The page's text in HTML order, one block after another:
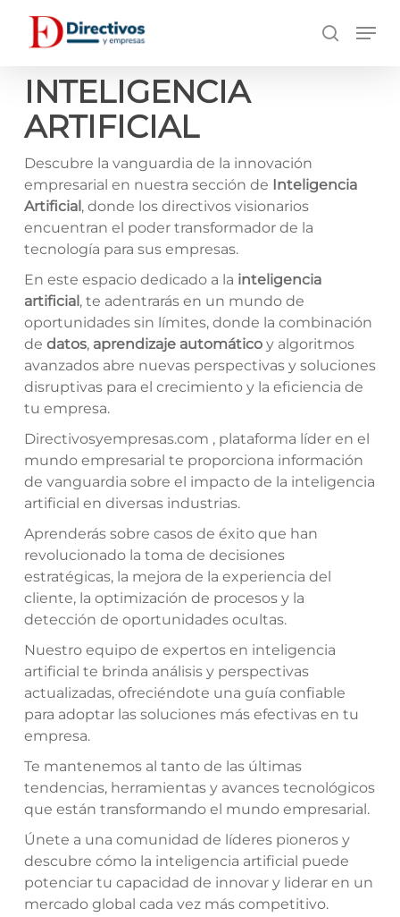
principal
búsqueda
INTELIGENCIA
ARTIFICIAL
Descubre la vanguardia de la innovación
empresarial en nuestra sección de Inteligencia
Artificial, donde los directivos visionarios
encuentran el poder transformador de la
tecnología para sus empresas.
En este espacio dedicado a la inteligencia
artificial, te adentrarás en un mundo de
oportunidades sin límites, donde la combinación
de datos, aprendizaje automáticoy algoritmos
avanzados abre nuevas perspectivas y soluciones
disruptivas para el crecimiento y la eficiencia de
tu empresa.
Directivosyempresas.com , plataforma líder en el
mundo empresarial te proporciona información
de vanguardia sobre el impacto de la inteligencia
artificial en diversas industrias.
Aprenderás sobre casos de éxito que han
revolucionado la toma de decisiones
estratégicas, la mejora de la experiencia del
cliente, la optimización de procesos y la
detección de oportunidades ocultas.
Nuestro equipo de expertos en inteligencia
artificial te brinda análisis y perspectivas
actualizadas, ofreciéndote una guía confiable
para adoptar las soluciones más efectivas en tu
empresa.
Te mantenemos al tanto de las últimas
tendencias, herramientas y avances tecnológicos
que están transformando el mundo empresarial.
Únete a una comunidad de líderes pioneros y
descubre cómo la inteligencia artificial puede
potenciar tu capacidad de innovar y liderar en un
mercado global cada vez más competitivo.